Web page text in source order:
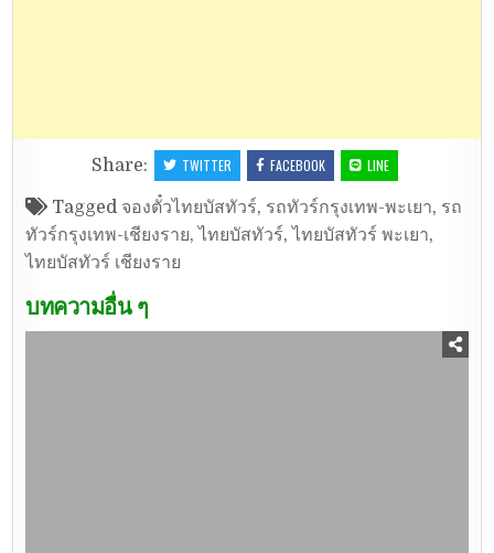
Share: TWITTER FACEBOOK LINE
Tagged จองตั๋วไทยบัสทัวร์, รถทัวร์กรุงเทพ-พะเยา, รถ
ทัวร์กรุงเทพ-เชียงราย,ไทยบัสทัวร์,ไทยบัสทัวร์ พะเยา,
ไทยบัสทัวร์ เชียงราย
บทความอื่น ๆ